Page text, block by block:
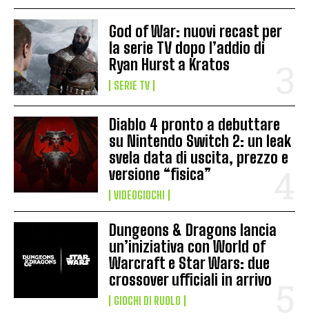
God of War: nuovi recast per
la serie TV dopo l’addio di
Ryan Hurst a Kratos
SERIE TV
Diablo 4 pronto a debuttare
su Nintendo Switch 2: un leak
svela data di uscita, prezzo e
versione “fisica”
VIDEOGIOCHI
Dungeons & Dragons lancia
un’iniziativa con World of
Warcraft e Star Wars: due
crossover ufficiali in arrivo
GIOCHI DI RUOLO